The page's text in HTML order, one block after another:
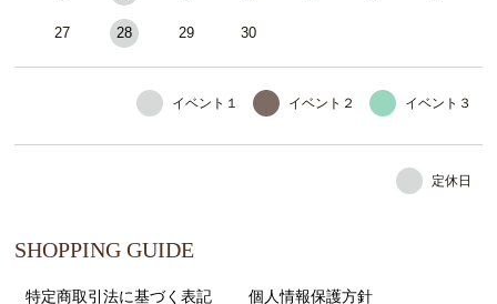
27 28 29 30
イベント１ イベント２ イベント３
定休日
SHOPPING GUIDE
特定商取引法に基づく表記 個人情報保護方針